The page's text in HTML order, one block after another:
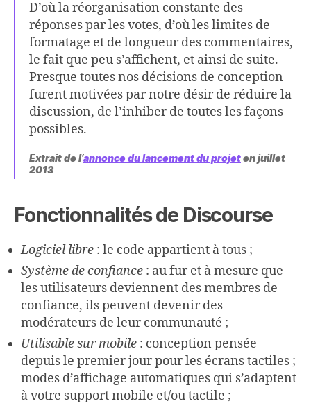
D’où la réorganisation constante des
réponses par les votes, d’où les limites de
formatage et de longueur des commentaires,
le fait que peu s’affichent, et ainsi de suite.
Presque toutes nos décisions de conception
furent motivées par notre désir de réduire la
discussion, de l’inhiber de toutes les façons
possibles.
Extrait de l’annonce du lancement du projeten juillet
2013
Fonctionnalités de Discourse
Logiciel libre : le code appartient à tous ;
Système de confiance : au fur et à mesure que
les utilisateurs deviennent des membres de
confiance, ils peuvent devenir des
modérateurs de leur communauté ;
Utilisable sur mobile : conception pensée
depuis le premier jour pour les écrans tactiles ;
modes d’affichage automatiques qui s’adaptent
à votre support mobile et/ou tactile ;